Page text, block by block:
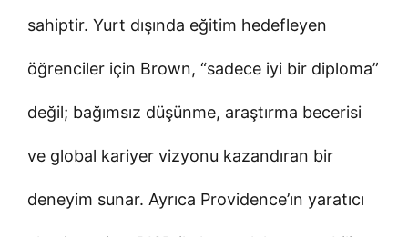
sahiptir. Yurt dışında eğitim hedefleyen
öğrenciler için Brown, “sadece iyi bir diploma”
değil; bağımsız düşünme, araştırma becerisi
ve global kariyer vizyonu kazandıran bir
deneyim sunar. Ayrıca Providence’ın yaratıcı